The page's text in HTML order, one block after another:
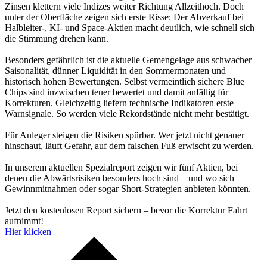
Zinsen klettern viele Indizes weiter Richtung Allzeithoch. Doch
unter der Oberfläche zeigen sich erste Risse: Der Abverkauf bei
Halbleiter-, KI- und Space-Aktien macht deutlich, wie schnell sich
die Stimmung drehen kann.
Besonders gefährlich ist die aktuelle Gemengelage aus schwacher
Saisonalität, dünner Liquidität in den Sommermonaten und
historisch hohen Bewertungen. Selbst vermeintlich sichere Blue
Chips sind inzwischen teuer bewertet und damit anfällig für
Korrekturen. Gleichzeitig liefern technische Indikatoren erste
Warnsignale. So werden viele Rekordstände nicht mehr bestätigt.
Für Anleger steigen die Risiken spürbar. Wer jetzt nicht genauer
hinschaut, läuft Gefahr, auf dem falschen Fuß erwischt zu werden.
In unserem aktuellen Spezialreport zeigen wir fünf Aktien, bei
denen die Abwärtsrisiken besonders hoch sind – und wo sich
Gewinnmitnahmen oder sogar Short-Strategien anbieten könnten.
Jetzt den kostenlosen Report sichern – bevor die Korrektur Fahrt
aufnimmt!
Hier klicken